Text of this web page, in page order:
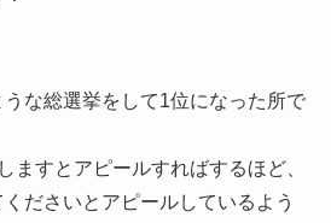
な総選挙をして1位になった所で
ますとアピールすればするほど、
ださいとアピールしているよう